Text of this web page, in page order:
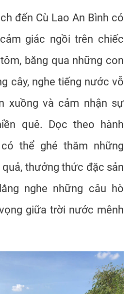
đến Cù Lao An Bình có
giác ngồi trên chiếc
băng qua những con
cây, nghe tiếng nước vỗ
xuồng và cảm nhận sự
quê. Dọc theo hành
thể ghé thăm những
thưởng thức đặc sản
nghe những câu hò
giữa trời nước mênh